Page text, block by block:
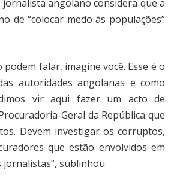
jornalista angolano considera que a
de “colocar medo às populações”
podem falar, imagine você. Esse é o
autoridades angolanas e como
vir aqui fazer um acto de
Geral da República que
Devem investigar os corruptos,
que estão envolvidos em
jornalistas”, sublinhou.